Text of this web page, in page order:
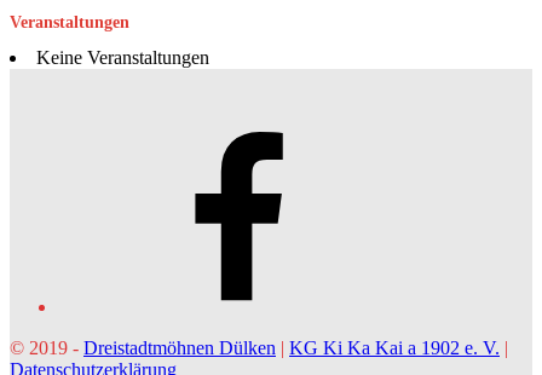
Veranstaltungen
Keine Veranstaltungen
© 2019 - Dreistadtmöhnen Dülken | KG Ki Ka Kai a 1902 e. V. |
Datenschutzerklärung